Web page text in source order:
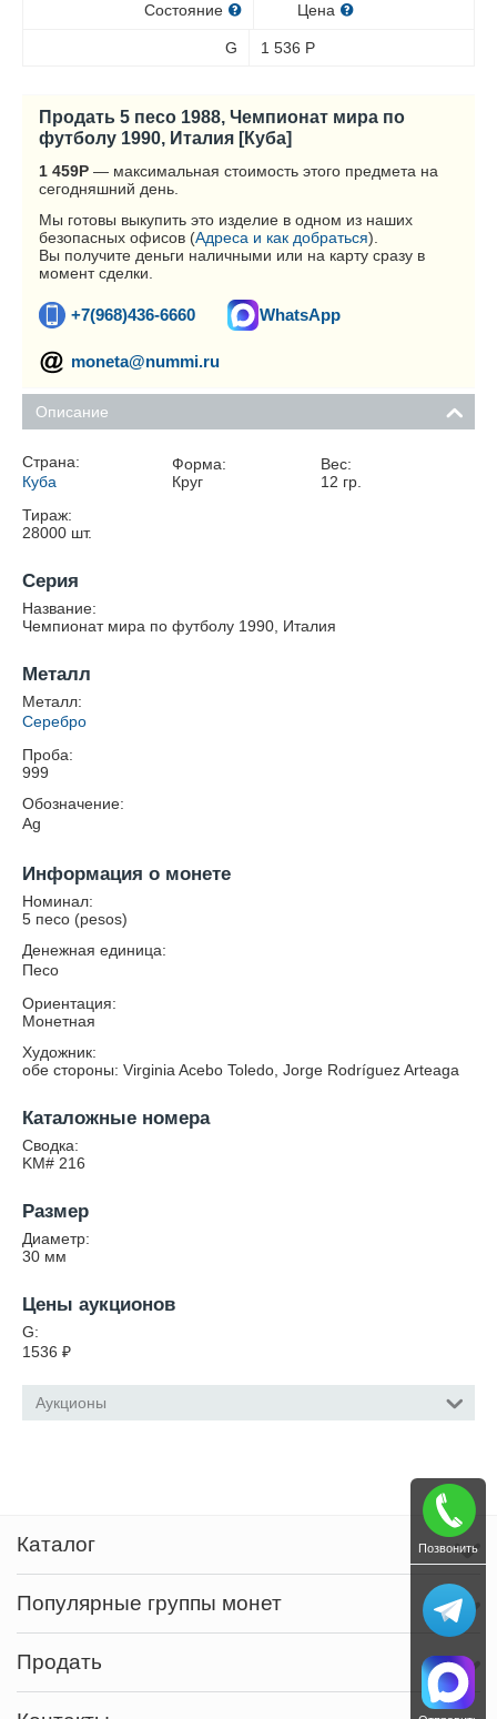
Состояние Цена
G 1 536 Р
Продать 5 песо 1988, Чемпионат мира по
футболу 1990, Италия [Куба]
1 459Р — максимальная стоимость этого предмета на
сегодняшний день.
Мы готовы выкупить это изделие в одном из наших
безопасных офисов (Адреса и как добраться).
Вы получите деньги наличными или на карту сразу в
момент сделки.
+7(968)436-6660 WhatsApp
moneta@nummi.ru
Описание
Страна:
Куба
Форма:
Круг
Вес:
12 гр.
Тираж:
28000 шт.
Серия
Название:
Чемпионат мира по футболу 1990, Италия
Металл
Металл:
Серебро
Проба:
999
Обозначение:
Ag
Информация о монете
Номинал:
5 песо (pesos)
Денежная единица:
Песо
Ориентация:
Монетная
Художник:
обе стороны: Virginia Acebo Toledo, Jorge Rodríguez Arteaga
Каталожные номера
Сводка:
KM# 216
Размер
Диаметр:
30 мм
Цены аукционов
G:
1536 ₽
Аукционы
Каталог
Популярные группы монет
Продать
Позвонить